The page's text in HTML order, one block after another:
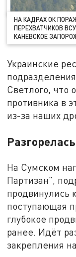
НА КАДРАХ ОК
ПЕРЕХВАТЧИКОВ
КАНЕВСКОЕ
Украинские
Светлого, что
противника в
из-за наших
На Сумском
Партизан",
продвинулись
поступающая
глубокое
ранее. Идёт
закрепления